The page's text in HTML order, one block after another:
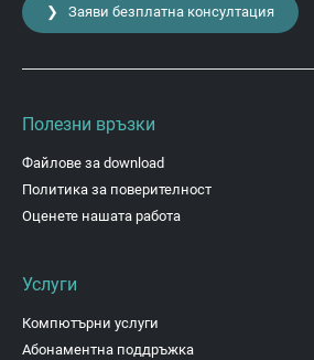
❯ Заяви безплатна консултация
Полезни връзки
Файлове за download
Политика за поверителност
Оценете нашата работа
Услуги
Компютърни услуги
Абонаментна поддръжка